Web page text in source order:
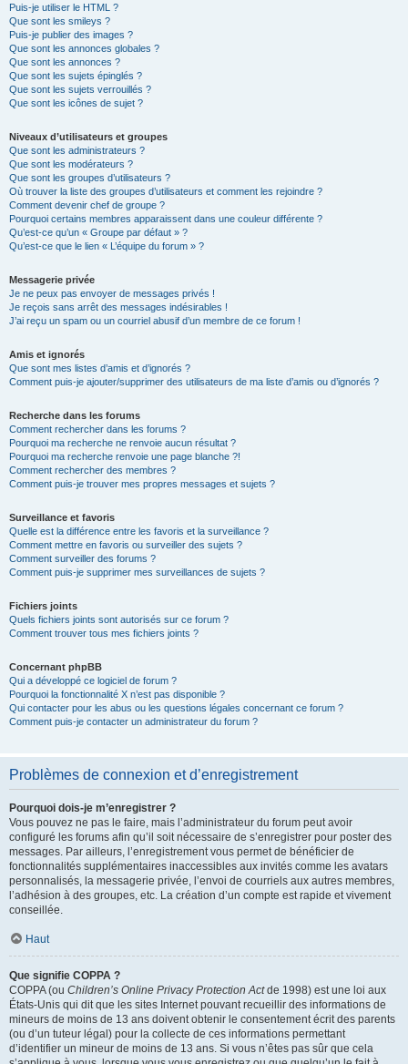
Puis-je utiliser le HTML ?
Que sont les smileys ?
Puis-je publier des images ?
Que sont les annonces globales ?
Que sont les annonces ?
Que sont les sujets épinglés ?
Que sont les sujets verrouillés ?
Que sont les icônes de sujet ?
Niveaux d’utilisateurs et groupes
Que sont les administrateurs ?
Que sont les modérateurs ?
Que sont les groupes d’utilisateurs ?
Où trouver la liste des groupes d’utilisateurs et comment les rejoindre ?
Comment devenir chef de groupe ?
Pourquoi certains membres apparaissent dans une couleur différente ?
Qu’est-ce qu’un « Groupe par défaut » ?
Qu’est-ce que le lien « L’équipe du forum » ?
Messagerie privée
Je ne peux pas envoyer de messages privés !
Je reçois sans arrêt des messages indésirables !
J’ai reçu un spam ou un courriel abusif d’un membre de ce forum !
Amis et ignorés
Que sont mes listes d’amis et d’ignorés ?
Comment puis-je ajouter/supprimer des utilisateurs de ma liste d’amis ou d’ignorés ?
Recherche dans les forums
Comment rechercher dans les forums ?
Pourquoi ma recherche ne renvoie aucun résultat ?
Pourquoi ma recherche renvoie une page blanche ?!
Comment rechercher des membres ?
Comment puis-je trouver mes propres messages et sujets ?
Surveillance et favoris
Quelle est la différence entre les favoris et la surveillance ?
Comment mettre en favoris ou surveiller des sujets ?
Comment surveiller des forums ?
Comment puis-je supprimer mes surveillances de sujets ?
Fichiers joints
Quels fichiers joints sont autorisés sur ce forum ?
Comment trouver tous mes fichiers joints ?
Concernant phpBB
Qui a développé ce logiciel de forum ?
Pourquoi la fonctionnalité X n’est pas disponible ?
Qui contacter pour les abus ou les questions légales concernant ce forum ?
Comment puis-je contacter un administrateur du forum ?
Problèmes de connexion et d’enregistrement
Pourquoi dois-je m’enregistrer ?
Vous pouvez ne pas le faire, mais l’administrateur du forum peut avoir
configuré les forums afin qu’il soit nécessaire de s’enregistrer pour poster des
messages. Par ailleurs, l’enregistrement vous permet de bénéficier de
fonctionnalités supplémentaires inaccessibles aux invités comme les avatars
personnalisés, la messagerie privée, l’envoi de courriels aux autres membres,
l’adhésion à des groupes, etc. La création d’un compte est rapide et vivement
conseillée.
Haut
Que signifie COPPA ?
COPPA (ou Children’s Online Privacy Protection Actde 1998) est une loi aux
États-Unis qui dit que les sites Internet pouvant recueillir des informations de
mineurs de moins de 13 ans doivent obtenir le consentement écrit des parents
(ou d’un tuteur légal) pour la collecte de ces informations permettant
d’identifier un mineur de moins de 13 ans. Si vous n’êtes pas sûr que cela